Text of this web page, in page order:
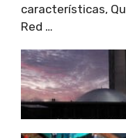
características,
Red …